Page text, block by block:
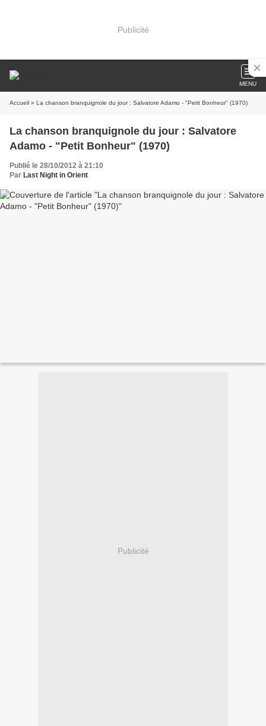
Publicité
MENU
Accueil » La chanson branquignole du jour : Salvatore Adamo - "Petit Bonheur" (1970)
La chanson branquignole du jour : Salvatore
Adamo - "Petit Bonheur" (1970)
Publié le 28/10/2012 à 21:10
Par Last Night in Orient
Publicité